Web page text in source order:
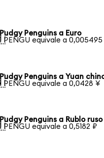
Pudgy Penguins a Euro
1 PENGU equivale a
Pudgy Penguins a Yuan
1 PENGU equivale a 0,0428 ¥
Pudgy Penguins a Rublo ruso
1 PENGU equivale a 0,5182 ₽